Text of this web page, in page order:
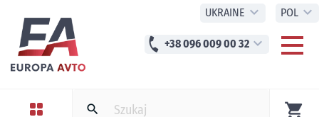
UKRAINE expand_more POL expand_more
phone+38 096 009 00 32 expand_more
search shopping_cart